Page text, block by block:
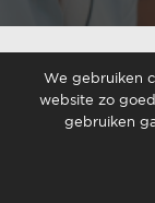
© 2020 Veldkamp
We gebruiken
website zo
gebruiken